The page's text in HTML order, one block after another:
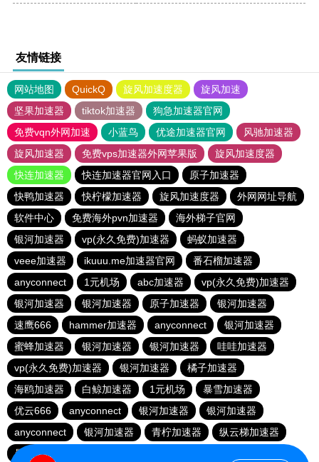
友情链接
网站地图 QuickQ 旋风加速度器
旋风加速
坚果加速器
tiktok加速器
狗急加速器官网
免费vqn外网加速
小蓝鸟 优途加速器官网
风驰加速器
旋风加速器
免费vps加速器外网苹果版
旋风加速度器
快连加速器
快连加速器官网入口
原子加速器
快鸭加速器
快柠檬加速器 旋风加速度器
外网网址导航
软件中心
免费海外pvn加速器
海外梯子官网
银河加速器
vp(永久免费)加速器
蚂蚁加速器
veee加速器
ikuuu.me加速器官网
番石榴加速器
anyconnect
1元机场 abc加速器
vp(永久免费)加速器
银河加速器
银河加速器 原子加速器
银河加速器
速鹰666
hammer加速器 anyconnect
银河加速器
蜜蜂加速器
银河加速器 银河加速器
哇哇加速器
vp(永久免费)加速器
银河加速器
橘子加速器
海鸥加速器
白鲸加速器 1元机场
暴雪加速器
优云666
anyconnect 银河加速器
银河加速器
anyconnect
银河加速器 青柠加速器
纵云梯加速器
暴雪加速器